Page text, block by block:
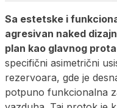
Sa estetske i
agresivan naked
plan kao glavnog
specifični asimetrični
rezervoara, gde je
potpuno funkcionalna